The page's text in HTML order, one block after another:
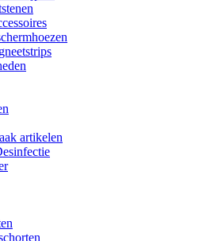
artikelen